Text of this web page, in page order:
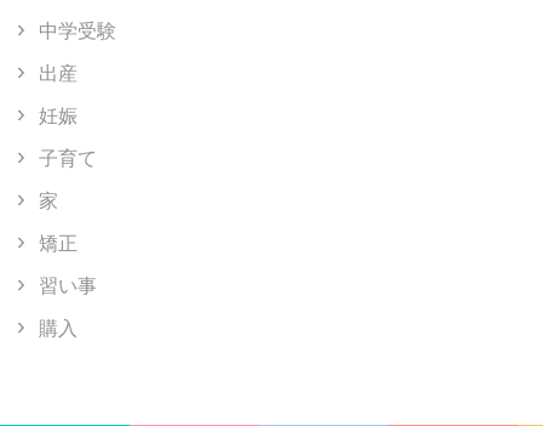
中学受験
出産
妊娠
子育て
家
矯正
習い事
購入